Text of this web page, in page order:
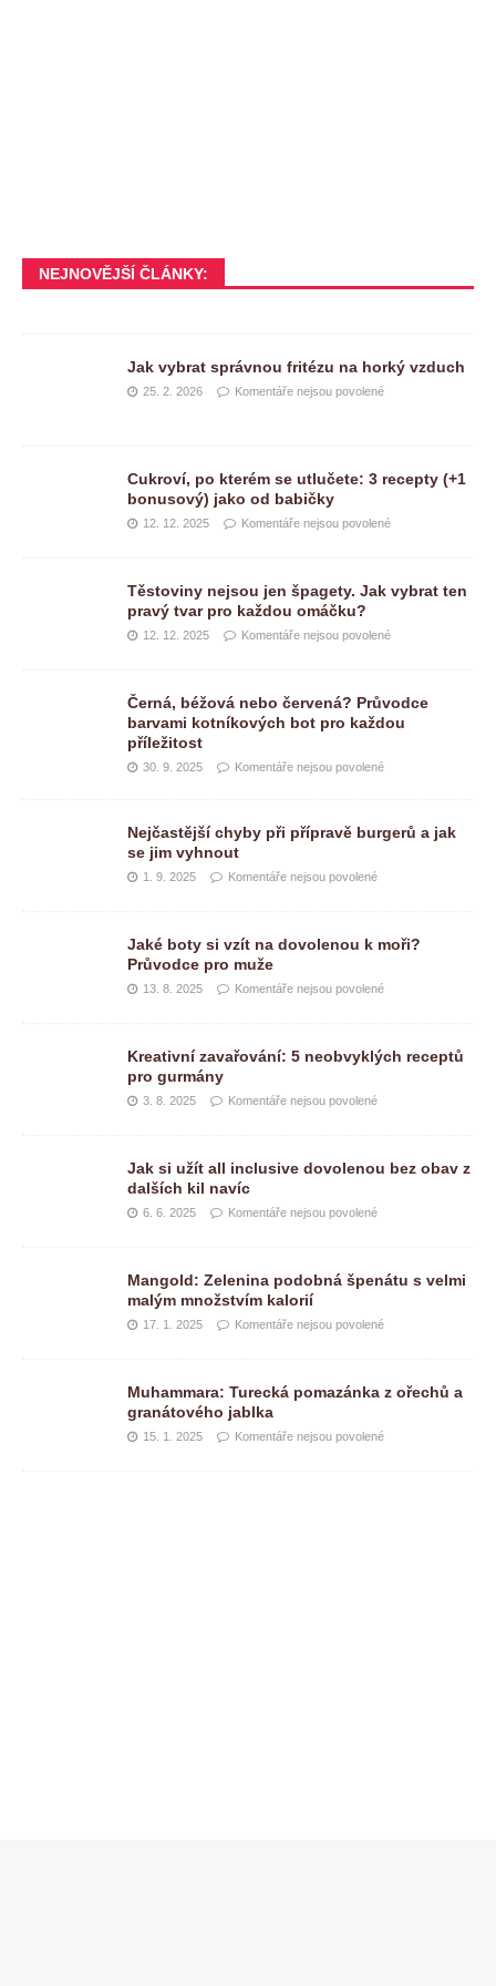
NEJNOVĚJŠÍ ČLÁNKY:
Jak vybrat správnou fritézu na horký vzduch
25. 2. 2026 Komentáře nejsou povolené
Cukroví, po kterém se utlučete: 3 recepty (+1
bonusový) jako od babičky
12. 12. 2025 Komentáře nejsou povolené
Těstoviny nejsou jen špagety. Jak vybrat ten
pravý tvar pro každou omáčku?
12. 12. 2025 Komentáře nejsou povolené
Černá, béžová nebo červená? Průvodce
barvami kotníkových bot pro každou
příležitost
30. 9. 2025 Komentáře nejsou povolené
Nejčastější chyby při přípravě burgerů a jak
se jim vyhnout
1. 9. 2025 Komentáře nejsou povolené
Jaké boty si vzít na dovolenou k moři?
Průvodce pro muže
13. 8. 2025 Komentáře nejsou povolené
Kreativní zavařování: 5 neobvyklých receptů
pro gurmány
3. 8. 2025 Komentáře nejsou povolené
Jak si užít all inclusive dovolenou bez obav z
dalších kil navíc
6. 6. 2025 Komentáře nejsou povolené
Mangold: Zelenina podobná špenátu s velmi
malým množstvím kalorií
17. 1. 2025 Komentáře nejsou povolené
Muhammara: Turecká pomazánka z ořechů a
granátového jablka
15. 1. 2025 Komentáře nejsou povolené